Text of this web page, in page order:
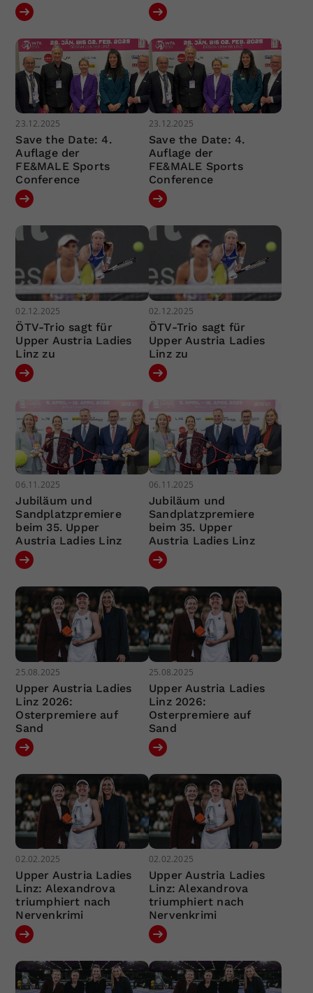
23.12.2025
Save the Date: 4.
Auflage der
FE&MALE Sports
Conference
23.12.2025
Save the Date: 4.
Auflage der
FE&MALE Sports
Conference
02.12.2025
ÖTV-Trio sagt für
Upper Austria Ladies
Linz zu
02.12.2025
ÖTV-Trio sagt für
Upper Austria Ladies
Linz zu
06.11.2025
Jubiläum und
Sandplatzpremiere
beim 35. Upper
Austria Ladies Linz
06.11.2025
Jubiläum und
Sandplatzpremiere
beim 35. Upper
Austria Ladies Linz
25.08.2025
Upper Austria Ladies
Linz 2026:
Osterpremiere auf
Sand
25.08.2025
Upper Austria Ladies
Linz 2026:
Osterpremiere auf
Sand
02.02.2025
Upper Austria Ladies
Linz: Alexandrova
triumphiert nach
Nervenkrimi
02.02.2025
Upper Austria Ladies
Linz: Alexandrova
triumphiert nach
Nervenkrimi